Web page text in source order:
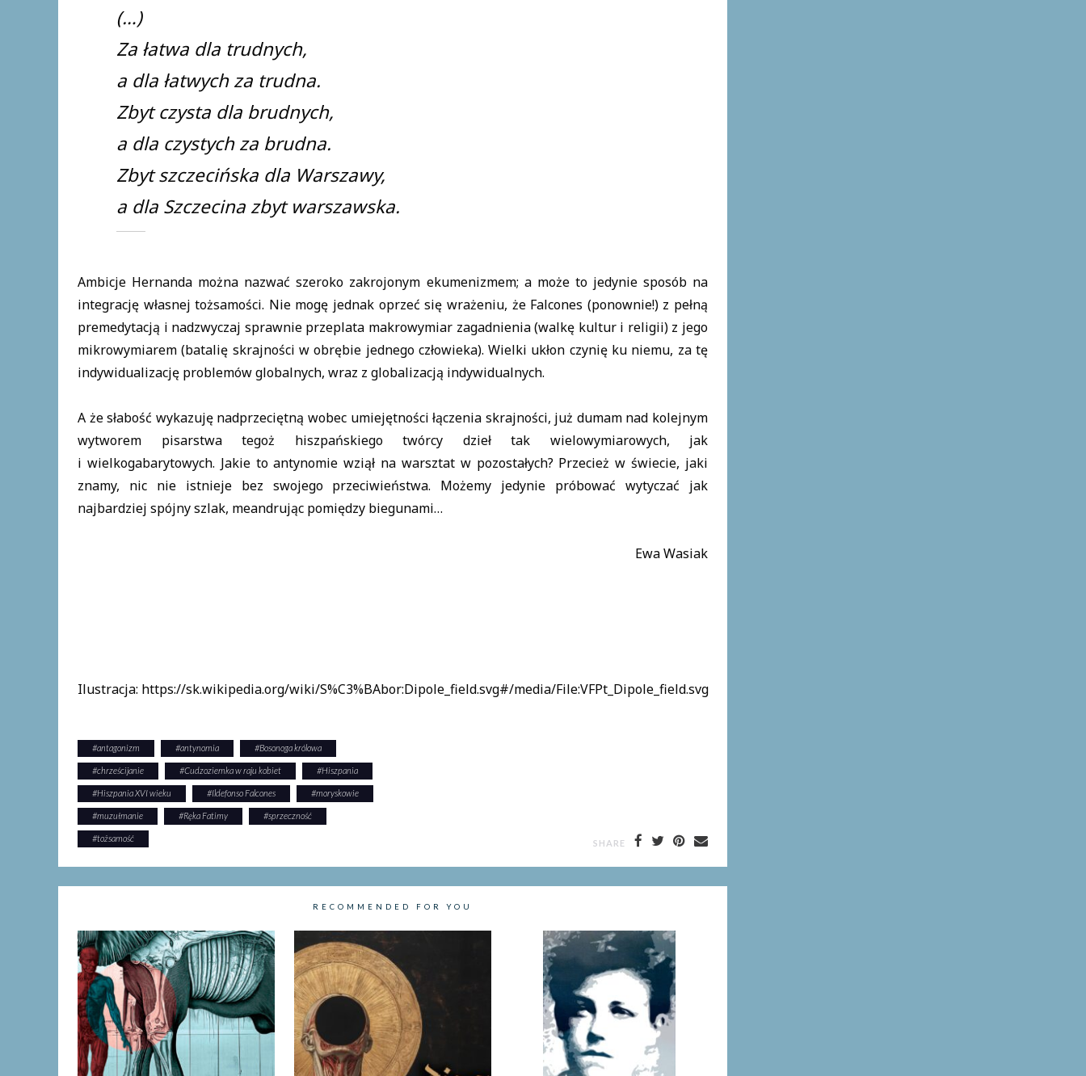
(…)
Za łatwa dla trudnych,
a dla łatwych za trudna.
Zbyt czysta dla brudnych,
a dla czystych za brudna.
Zbyt szczecińska dla Warszawy,
a dla Szczecina zbyt warszawska.
Ambicje Hernanda można nazwać szeroko zakrojonym ekumenizmem; a może to jedynie sposób na
integrację własnej tożsamości. Nie mogę jednak oprzeć się wrażeniu, że Falcones (ponownie!) z pełną
premedytacją i nadzwyczaj sprawnie przeplata makrowymiar zagadnienia (walkę kultur i religii) z jego
mikrowymiarem (batalię skrajności w obrębie jednego człowieka). Wielki ukłon czynię ku niemu, za tę
indywidualizację problemów globalnych, wraz z globalizacją indywidualnych.
A że słabość wykazuję nadprzeciętną wobec umiejętności łączenia skrajności, już dumam nad kolejnym
wytworem pisarstwa tegoż hiszpańskiego twórcy dzieł tak wielowymiarowych, jak
i wielkogabarytowych. Jakie to antynomie wziął na warsztat w pozostałych? Przecież w świecie, jaki
znamy, nic nie istnieje bez swojego przeciwieństwa. Możemy jedynie próbować wytyczać jak
najbardziej spójny szlak, meandrując pomiędzy biegunami…
Ewa Wasiak
Ilustracja: https://sk.wikipedia.org/wiki/S%C3%BAbor:Dipole_field.svg#/media/File:VFPt_Dipole_field.svg
#antagonizm #antynomia #Bosonoga królowa
#chrześcijanie #Cudzoziemka w raju kobiet #Hiszpania
#Hiszpania XVI wieku #Ildefonso Falcones #moryskowie
#muzułmanie #Ręka Fatimy #sprzeczność
#tożsamość SHARE
RECOMMENDED FOR YOU